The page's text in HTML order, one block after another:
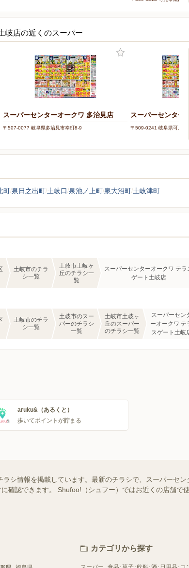
岐店の近くのスーパー
スーパーセンターオークワ 多治見店
〒507-0077 岐阜県多治見市幸町8-9
スーパーセンター
〒509-0241 岐阜県可児市
町 泉日之出町 土岐口 泉池ノ上町 泉大沼町 土岐津町
土岐市のチラ
シ一覧
土岐市土岐ヶ
丘のチラシ一
覧
スーパーセンターオークワ テラ
ゲート土岐店
土岐市のチラ
シ一覧
土岐市のスー
パーのチラシ
一覧
土岐市土岐ヶ
丘のスーパー
のチラシ一覧
スーパーセン
ーオークワ テ
スゲート土岐
aruku&（あるくと）
歩いてポイントが貯まる
シ情報を掲載しています。最新のチラシで、スーパーセ
確認できます。 Shufoo!（シュフー）ではお近くの店舗で
カテゴリから探す